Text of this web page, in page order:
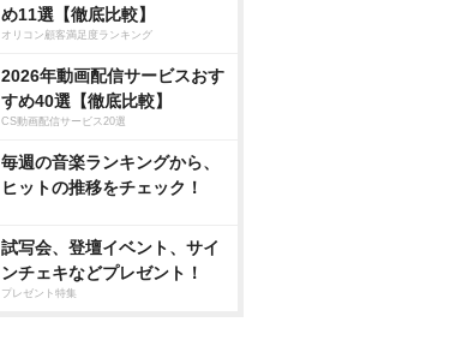
め11選【徹底比較】
オリコン顧客満足度ランキング
2026年動画配信サービスおす
すめ40選【徹底比較】
CS動画配信サービス20選
毎週の音楽ランキングから、
ヒットの推移をチェック！
試写会、登壇イベント、サイ
ンチェキなどプレゼント！
プレゼント特集